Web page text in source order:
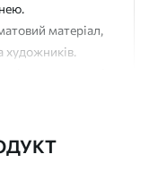
матеріал,
художників.